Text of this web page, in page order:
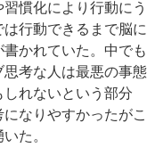
慣化により行動にう
行動できるまで脳に
かれていた。中でも
考な人は最悪の事態
れないという部分
なりやすかったがこ
た。